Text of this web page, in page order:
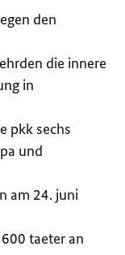
den
die innere
in
pkk sechs
und
am 24. juni
taeter an